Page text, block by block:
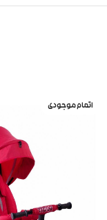
اتمام موجودی